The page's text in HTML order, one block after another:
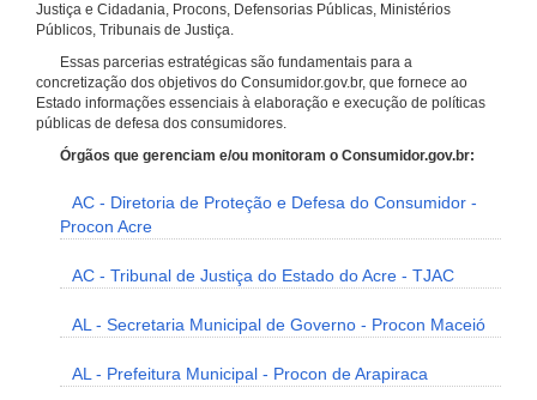
Justiça e Cidadania, Procons, Defensorias Públicas, Ministérios
Públicos, Tribunais de Justiça.
Essas parcerias estratégicas são fundamentais para a
concretização dos objetivos do Consumidor.gov.br, que fornece ao
Estado informações essenciais à elaboração e execução de políticas
públicas de defesa dos consumidores.
Órgãos que gerenciam e/ou monitoram o Consumidor.gov.br:
AC - Diretoria de Proteção e Defesa do Consumidor -
Procon Acre
AC - Tribunal de Justiça do Estado do Acre - TJAC
AL - Secretaria Municipal de Governo - Procon Maceió
AL - Prefeitura Municipal - Procon de Arapiraca